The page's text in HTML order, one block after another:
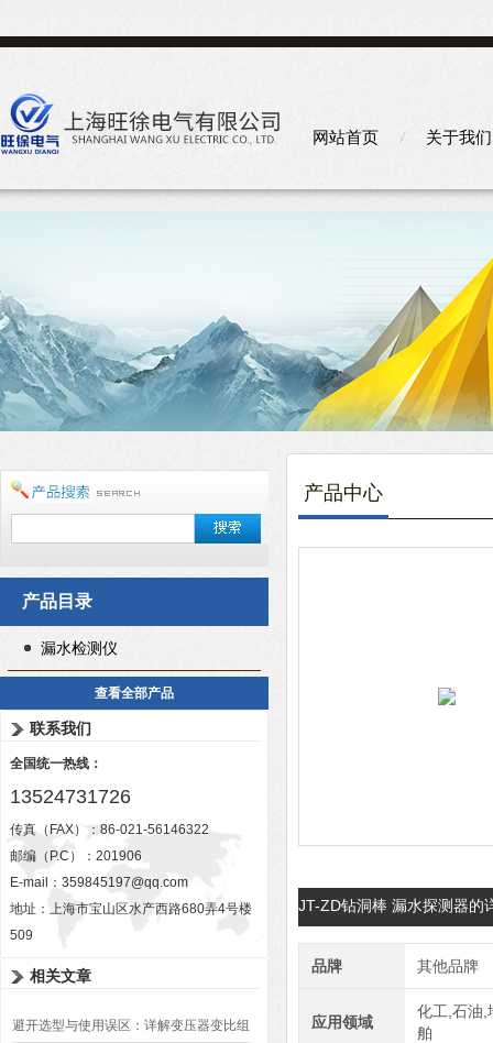
网站首页 关于我们
产品目录
漏水检测仪
查看全部产品
联系我们
全国统一热线：
13524731726
传真（FAX）：86-021-56146322
邮编（P.C）：201906
E-mail： 359845197@qq.com
地址：上海市宝山区水产西路680弄4号楼
509
相关文章
避开选型与使用误区：详解变压器变比组
产品中心
JT-ZD钻洞棒 漏水探测器的
品牌 其他品牌
应用领域
化工,石油,
舶